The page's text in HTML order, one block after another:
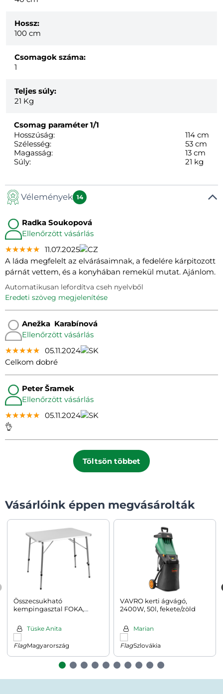
Hossz:
100 cm
Csomagok száma:
1
Teljes súly:
21 Kg
Csomag paraméter1/1
Hosszúság:
114 cm
Szélesség:
53 cm
Magasság:
13 cm
Súly:
21 kg
Vélemények 14
Radka Soukopová
Ellenőrzött vásárlás
★★★★★
★★★★★
★★★★★ 11.07.2025
A láda megfelelt az elvárásaimnak, a fedelére kárpitozott
párnát vettem, és a konyhában remekül mutat. Ajánlom.
Automatikusan lefordítva cseh nyelvből
eredeti szöveg megjelenítése
Anežka Karabínová
Ellenőrzött vásárlás
★★★★★
★★★★★
★★★★★ 05.11.2024
Celkom dobré
Peter Šramek
Ellenőrzött vásárlás
★★★★★
★★★★★
★★★★★ 05.11.2024
👌
Töltsön többet
Vásárlóink éppen megvásárolták
Összecsukható
kempingasztal FOKA,
színbenTüske Anita
Magyarország
VAVRO kerti ágvágó,
2400W, 50l, fekete/zöld
Marian
Szlovákia